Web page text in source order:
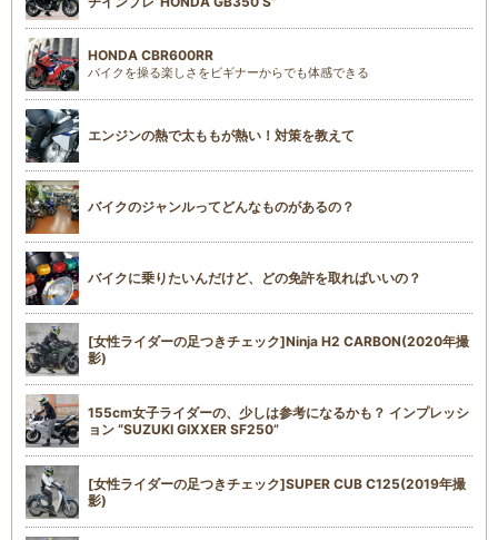
HONDA CBR600RR
バイクを操る楽しさをビギナーからでも体感できる
エンジンの熱で太ももが熱い！対策を教えて
バイクのジャンルってどんなものがあるの？
バイクに乗りたいんだけど、どの免許を取ればいいの？
[女性ライダーの足つきチェック]Ninja H2 CARBON(2020年撮
影)
155cm女子ライダーの、少しは参考になるかも？ インプレッシ
ョン “SUZUKI GIXXER SF250”
[女性ライダーの足つきチェック]SUPER CUB C125(2019年撮
影)